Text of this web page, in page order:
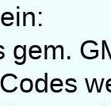
gem.